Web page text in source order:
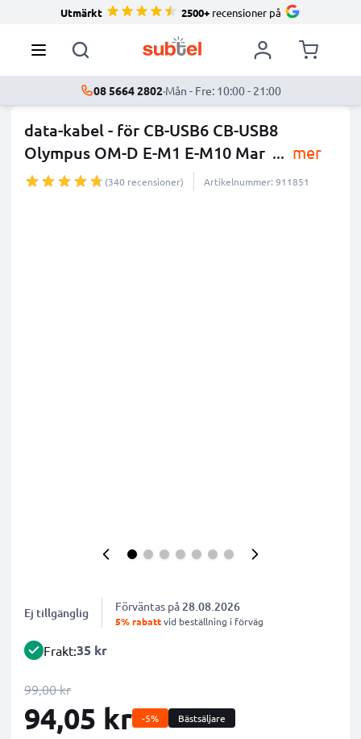
Utmärkt 2500+ recensioner på
08 5664 2802·Mån - Fre: 10:00 - 21:00
data-kabel - för CB-USB6 CB-USB8
Olympus OM-D E-M1 E-M10 Mar ... mer
(340 recensioner) Artikelnummer: 911851
Ej tillgänglig Förväntas på 28.08.2026
5% rabattvid beställning i förväg
Frakt:35 kr
99,00 kr
94,05 kr -5% Bästsäljare